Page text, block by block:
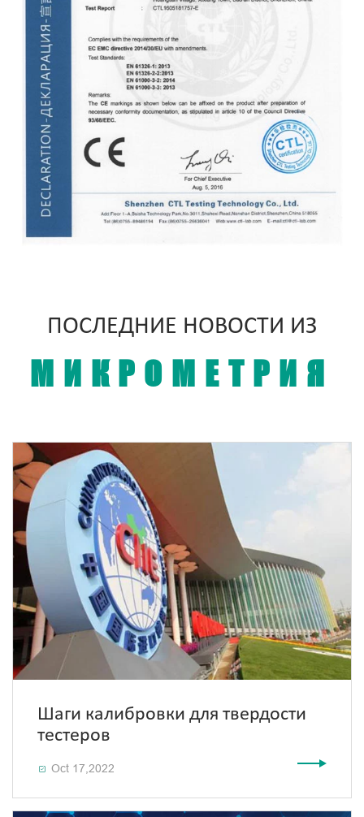
ПОСЛЕДНИЕ НОВОСТИ ИЗ
МИКРОМЕТРИЯ
Шаги калибровки для твердости
тестеров
 Oct 17,2022